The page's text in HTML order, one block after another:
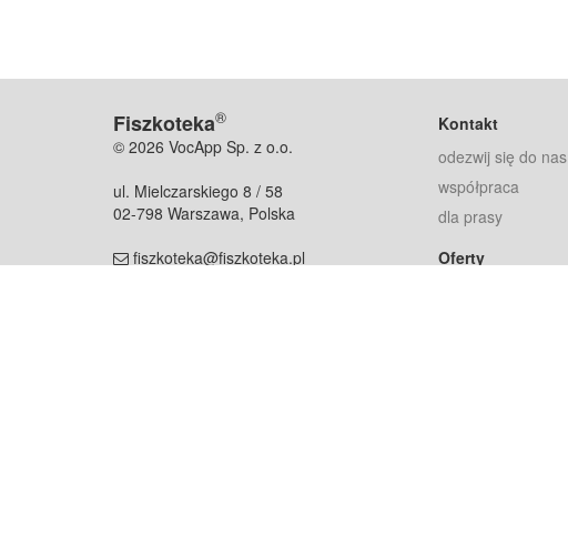
Fiszkoteka®
© 2026 VocApp Sp. z o.o.
ul. Mielczarskiego 8 / 58
02-798 Warszawa, Polska
fiszkoteka@fiszkoteka.pl
Kontakt
odezwij się do nas
współpraca
dla prasy
Oferty